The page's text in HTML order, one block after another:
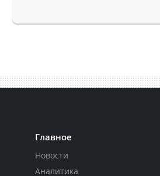
Главное
Новости
Аналитика